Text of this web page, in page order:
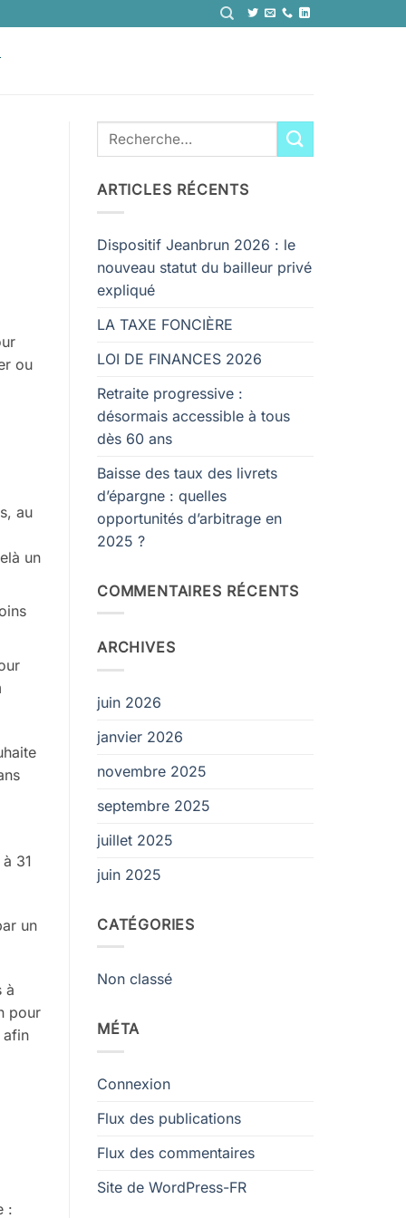
ou
au
un
31
un
à
pour
afin
:
ARTICLES RÉCENTS
Dispositif Jeanbrun 2026 : le
nouveau statut du bailleur privé
expliqué
LA TAXE FONCIÈRE
LOI DE FINANCES 2026
Retraite progressive :
désormais accessible à tous
dès 60 ans
Baisse des taux des livrets
d’épargne : quelles
opportunités d’arbitrage en
2025 ?
COMMENTAIRES RÉCENTS
ARCHIVES
juin 2026
janvier 2026
novembre 2025
septembre 2025
juillet 2025
juin 2025
CATÉGORIES
Non classé
MÉTA
Connexion
Flux des publications
Flux des commentaires
Site de WordPress-FR